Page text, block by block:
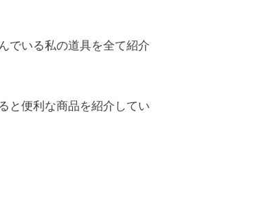
でいる私の道具を全て紹介
と便利な商品を紹介してい